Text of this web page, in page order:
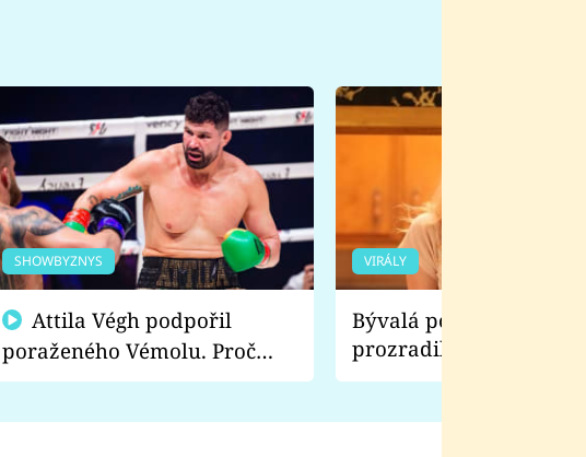
SHOWBYZNYS
poraženého Vémolu. Proč
chce raději zápasit s ním než
VIRÁLY
Bývalá pornoherečka
prozradila, co ji
natáčení Euforie.